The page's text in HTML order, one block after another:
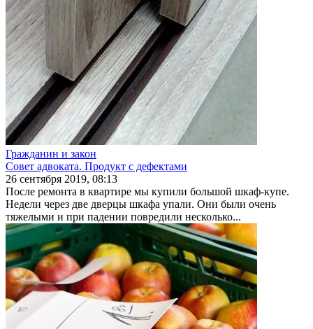
Гражданин и закон
Совет адвоката. Продукт с дефектами
26 сентября 2019, 08:13
После ремонта в квартире мы купили большой шкаф-купе.
Недели через две дверцы шкафа упали. Они были очень
тяжелыми и при падении повредили несколь­ко...